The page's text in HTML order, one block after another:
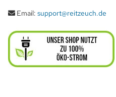
Email: support@reitzeuch.de